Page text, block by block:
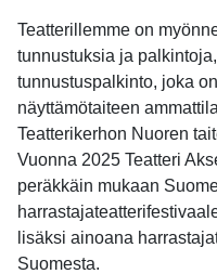
Teatterillemme on
tunnustuksia ja
tunnustuspalkinto, joka
näyttämötaiteen
Teatterikerhon Nuoren
Vuonna 2025 Teatteri
peräkkäin mukaan
lisäksi ainoana
Suomesta.